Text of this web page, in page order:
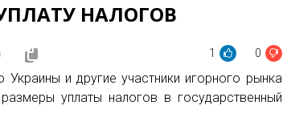
НАЛОГОВ
1 0
Украины и другие участники игорного рынка
уплаты налогов в государственный